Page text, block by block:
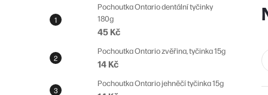
s
t
r
a
n
Pochoutka Ontario dentální tyčinky
180g
45 Kč
Pochoutka Ontario zvěřina, tyčinka 15g
14 Kč
Pochoutka Ontario jehněčí tyčinka 15g